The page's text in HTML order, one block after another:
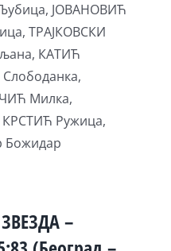
ЈОВАНОВИЋ
ТРАЈКОВСКИ
КАТИЋ
Милка,
Ружица,
Божидар
–